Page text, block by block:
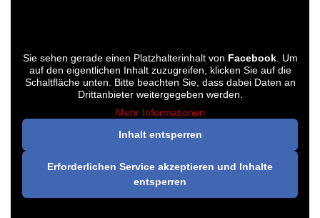
Sie sehen gerade einen Platzhalterinhalt von Facebook. Um
auf den eigentlichen Inhalt zuzugreifen, klicken Sie auf die
Schaltfläche unten. Bitte beachten Sie, dass dabei Daten an
Drittanbieter weitergegeben werden.
Mehr Informationen
Inhalt entsperren
Erforderlichen Service akzeptieren und Inhalte
entsperren